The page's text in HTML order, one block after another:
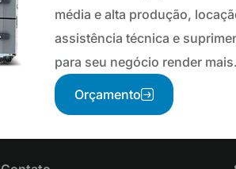
média e alta produção,
assistência técnica e
para seu negócio render mais.
Orçamento